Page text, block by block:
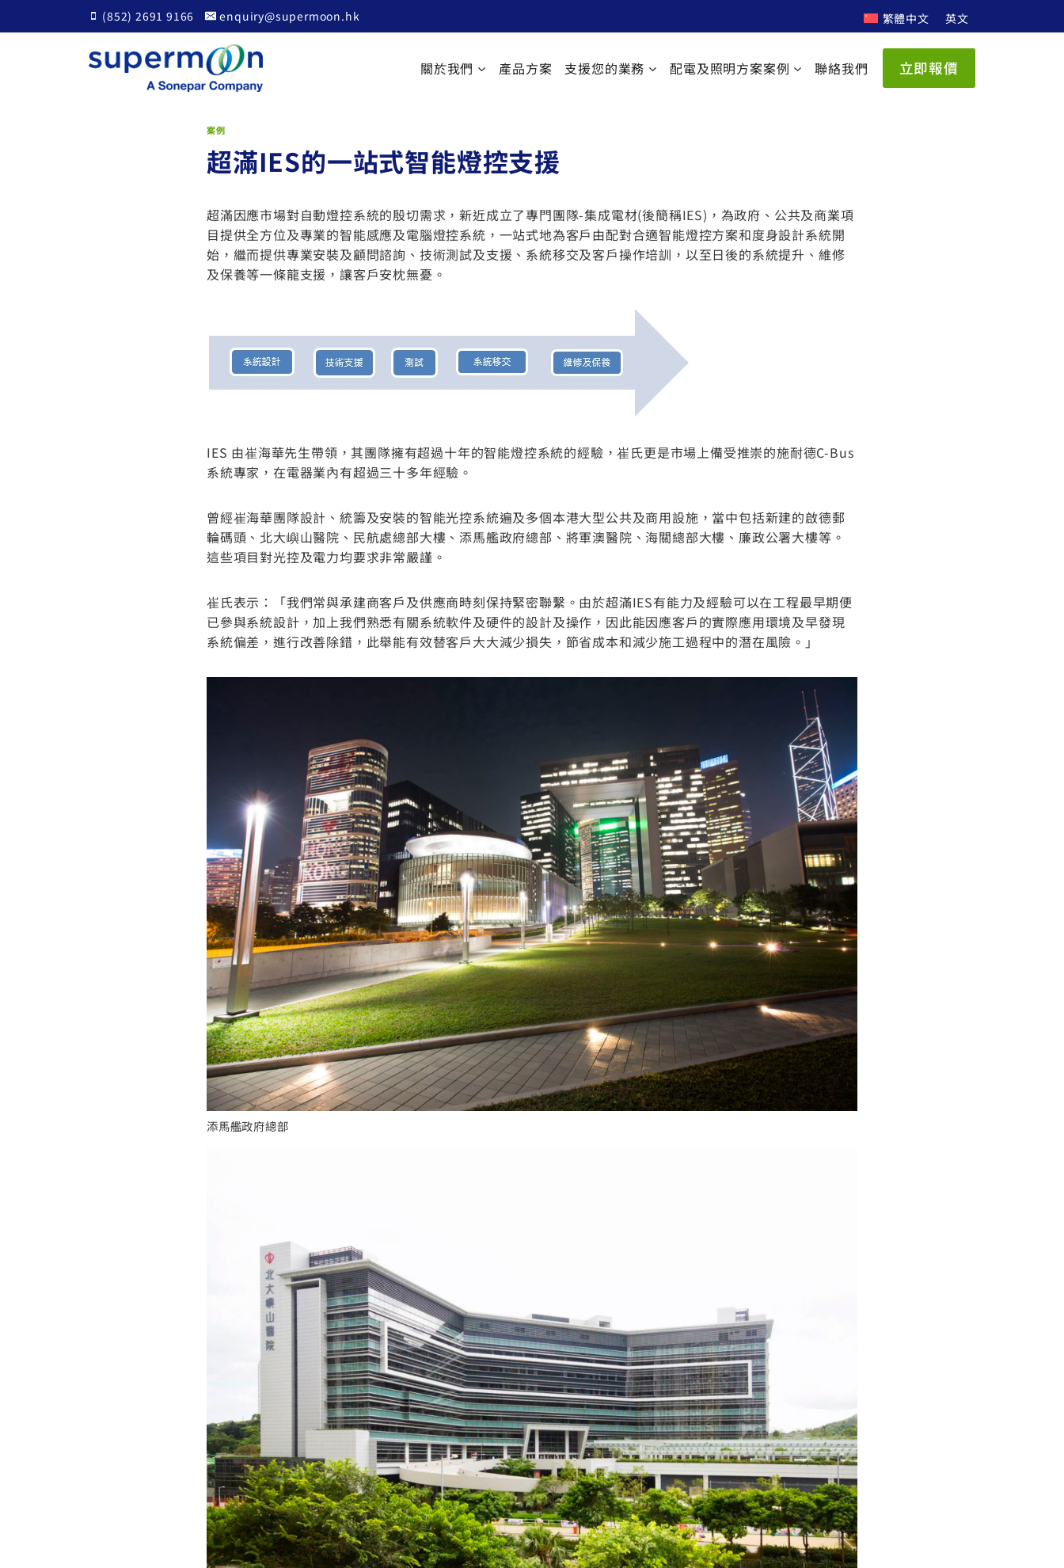
to
(852) 2691 9166 enquiry@supermoon.hk 繁體中文 英文
關於我們 產品方案 支援您的業務 配電及照明方案案例 聯絡我們 立即報價
案例
超滿IES的一站式智能燈控支援
超滿因應市場對自動燈控系統的殷切需求，新近成立了專門團隊-集成電材(後簡稱IES)，為政府、公共及商業項
目提供全方位及專業的智能感應及電腦燈控系統，一站式地為客戶由配對合適智能燈控方案和度身設計系統開
始，繼而提供專業安裝及顧問諮詢、技術測試及支援、系統移交及客戶操作培訓，以至日後的系統提升、維修
及保養等一條龍支援，讓客戶安枕無憂。
IES 由崔海華先生帶領，其團隊擁有超過十年的智能燈控系統的經驗，崔氏更是市場上備受推崇的施耐德C-Bus
系統專家，在電器業內有超過三十多年經驗。
曾經崔海華團隊設計、統籌及安裝的智能光控系統遍及多個本港大型公共及商用設施，當中包括新建的啟德郵
輪碼頭、北大嶼山醫院、民航處總部大樓、添馬艦政府總部、將軍澳醫院、海關總部大樓、廉政公署大樓等。
這些項目對光控及電力均要求非常嚴謹。
崔氏表示：「我們常與承建商客戶及供應商時刻保持緊密聯繫。由於超滿IES有能力及經驗可以在工程最早期便
已參與系統設計，加上我們熟悉有關系統軟件及硬件的設計及操作，因此能因應客戶的實際應用環境及早發現
系統偏差，進行改善除錯，此舉能有效替客戶大大減少損失，節省成本和減少施工過程中的潛在風險。」
添馬艦政府總部